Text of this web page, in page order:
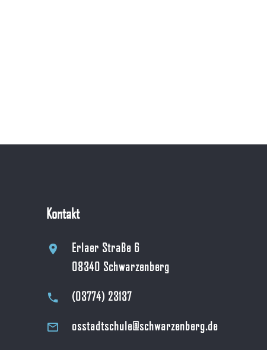
Kontakt
Erlaer Straße 6
08340 Schwarzenberg
(03774) 23137
osstadtschule@schwarzenberg.de